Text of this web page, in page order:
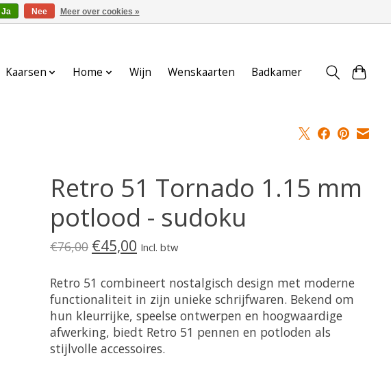
Kaarsen Home Wijn Wenskaarten Badkamer
Retro 51 Tornado 1.15 mm
potlood - sudoku
€76,00 €45,00 Incl. btw
Retro 51 combineert nostalgisch design met moderne
functionaliteit in zijn unieke schrijfwaren. Bekend om
hun kleurrijke, speelse ontwerpen en hoogwaardige
afwerking, biedt Retro 51 pennen en potloden als
stijlvolle accessoires.
Ja Nee Meer over cookies »